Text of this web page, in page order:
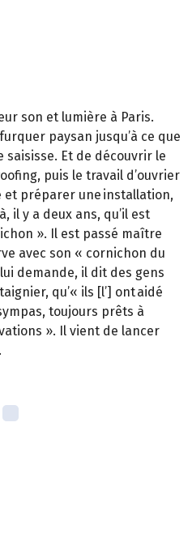
son et lumière à Paris.
paysan jusqu’à ce que
saisisse. Et de découvrir le
puis le travail d’ouvrier
et préparer une installation,
il y a deux ans, qu’il est
». Il est passé maître
avec son « cornichon du
demande, il dit des gens
qu’« ils [l’] ont aidé
toujours prêts à
». Il vient de lancer